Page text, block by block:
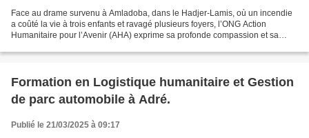
Face au drame survenu à Amladoba, dans le Hadjer-Lamis, où un incendie
a coûté la vie à trois enfants et ravagé plusieurs foyers, l’ONG Action
Humanitaire pour l’Avenir (AHA) exprime sa profonde compassion et sa
Formation en Logistique humanitaire et Gestion
de parc automobile à Adré.
Publié le 21/03/2025 à 09:17